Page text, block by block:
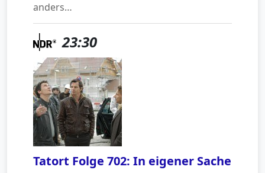
anders…
23:30
Tatort Folge 702: In eigener Sache